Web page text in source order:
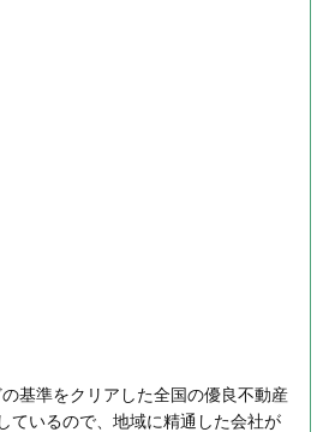
基準をクリアした全国の優良不動産
ているので、地域に精通した会社が